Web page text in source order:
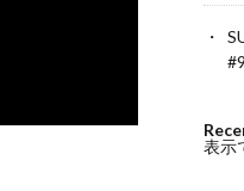
表示